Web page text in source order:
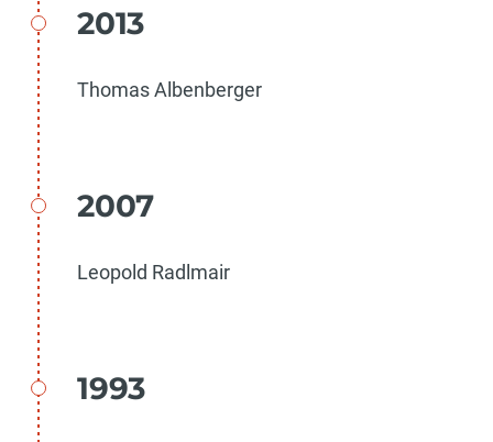
2013
Thomas Albenberger
2007
Leopold Radlmair
1993